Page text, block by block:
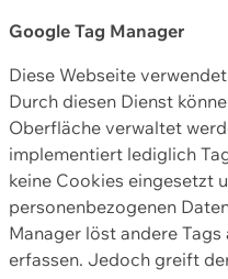
Google Tag Manager
Diese Webseite
Durch diesen Dienst
Oberfläche verwaltet
implementiert lediglich
keine Cookies eingesetzt
personenbezogenen
Manager löst andere
erfassen. Jedoch greift